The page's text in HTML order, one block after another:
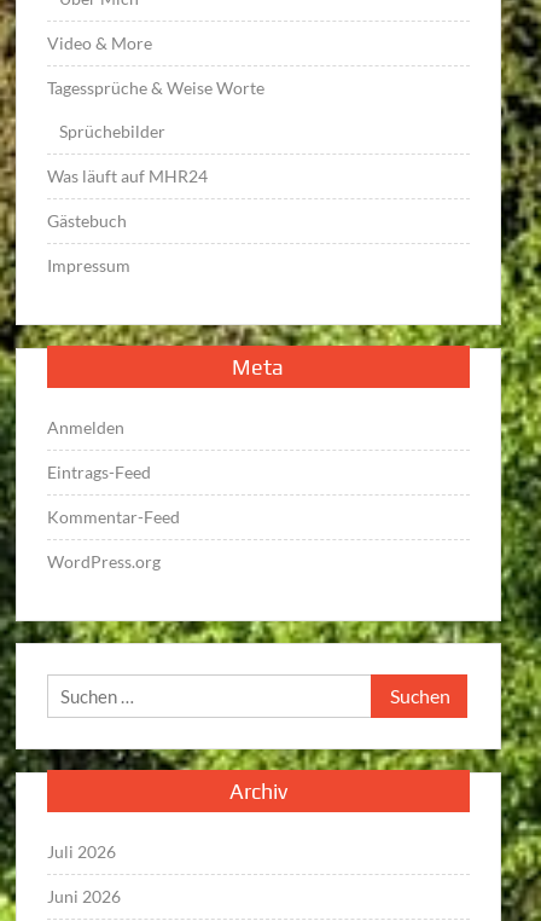
Video & More
Tagessprüche & Weise Worte
Sprüchebilder
Was läuft auf MHR24
Gästebuch
Impressum
Meta
Anmelden
Eintrags-Feed
Kommentar-Feed
WordPress.org
Suchen
nach:
Archiv
Juli 2026
Juni 2026